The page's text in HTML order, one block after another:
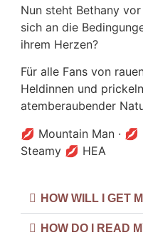
Nun steht Bethany
sich an die
ihrem Herzen?
Für alle Fans von
Heldinnen und
atemberaubender
💋 Mountain Man ·
Steamy 💋 HEA
HOW WILL I GET
HOW DO I READ